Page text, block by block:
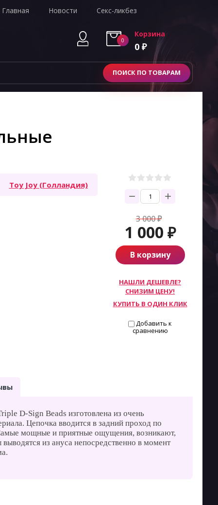
Главная Новости Секс-ликбез
0
Корзина
0 ₽
ПОИСК ПО ТОВАРАМ
− +
3 000₽
1 000 ₽
В корзину
НАШЛИ ДЕШЕВЛЕ?
СНИЗИМ ЦЕНУ!
КУПИТЬ В ОДИН КЛИК
Добавить к
сравнению
Toy Joy (Голландия)
D-Sign Beads изготовлена из очень
Цепочка вводится в задний проход по
мощные и приятные ощущения, возникают,
из ануса непосредственно в момент